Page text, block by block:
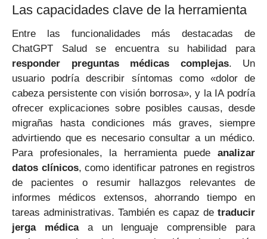
Las capacidades clave de la herramienta
Entre las funcionalidades más destacadas de
ChatGPT Salud se encuentra su habilidad para
responder preguntas médicas complejas. Un
usuario podría describir síntomas como «dolor de
cabeza persistente con visión borrosa», y la IA podría
ofrecer explicaciones sobre posibles causas, desde
migrañas hasta condiciones más graves, siempre
advirtiendo que es necesario consultar a un médico.
Para profesionales, la herramienta puede analizar
datos clínicos, como identificar patrones en registros
de pacientes o resumir hallazgos relevantes de
informes médicos extensos, ahorrando tiempo en
tareas administrativas. También es capaz de traducir
jerga médicaa un lenguaje comprensible para